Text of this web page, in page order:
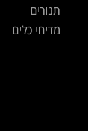
תנורים
מדיחי כלים